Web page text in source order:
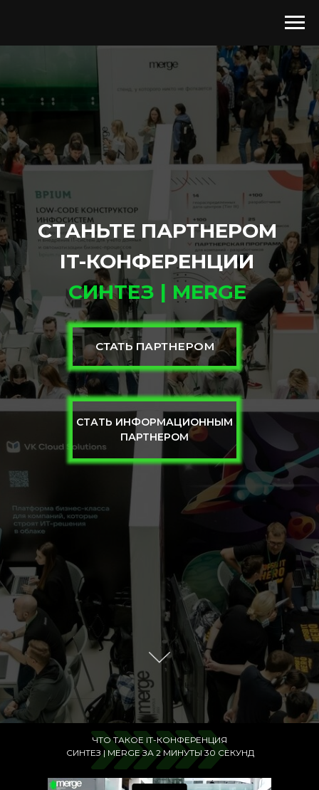
СТАНЬТЕ ПАРТНЕРОМ
IT-КОНФЕРЕНЦИИ
СИНТЕЗ | MERGE
СТАТЬ ПАРТНЕРОМ
СТАТЬ ИНФОРМАЦИОННЫМ
ПАРТНЕРОМ
ЧТО ТАКОЕ IT-КОНФЕРЕНЦИЯ
СИНТЕЗ | MERGE ЗА 2 МИНУТЫ 30 СЕКУНД